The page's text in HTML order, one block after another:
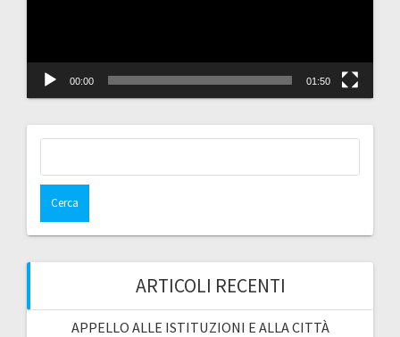
00:00 01:50
ARTICOLI RECENTI
APPELLO ALLE ISTITUZIONI E ALLA CITTÀ